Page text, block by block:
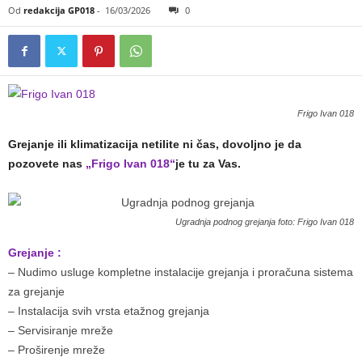
Od redakcija GP018 - 16/03/2026 0
Frigo Ivan 018
Grejanje ili klimatizacija netilite ni čas, dovoljno je da
pozovete nas „Frigo Ivan 018“je tu za Vas.
Ugradnja podnog grejanja foto: Frigo Ivan 018
Grejanje :
– Nudimo usluge kompletne instalacije grejanja i proračuna sistema
za grejanje
– Instalacija svih vrsta etažnog grejanja
– Servisiranje mreže
– Proširenje mreže